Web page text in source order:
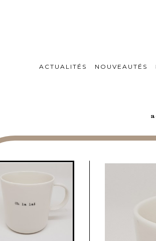
ACTUALITÉS NOUVEAUTÉS